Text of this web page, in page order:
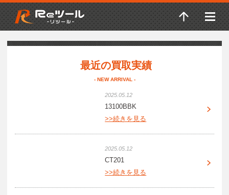
最近の買取実績
- NEW ARRIVAL -
2025.05.12
13100BBK
>>続きを見る
2025.05.12
CT201
>>続きを見る